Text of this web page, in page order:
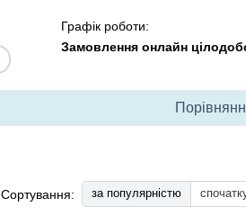
Графік роботи:
Замовлення онлайн
Сортування: за популярністю